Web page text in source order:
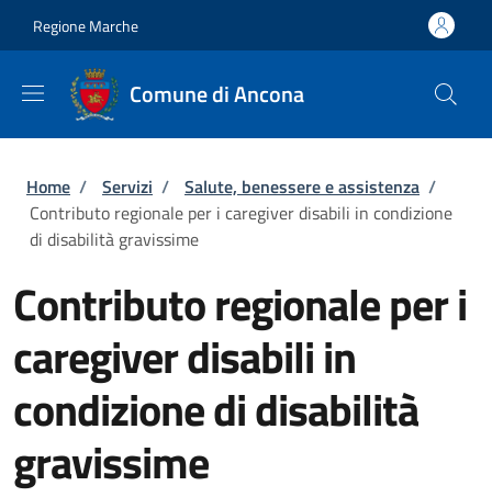
Regione Marche
Comune di Ancona
Briciole di pane
Home / Servizi / Salute, benessere e assistenza /
Contributo regionale per i caregiver disabili in condizione
di disabilità gravissime
Contributo regionale per i
caregiver disabili in
condizione di disabilità
gravissime